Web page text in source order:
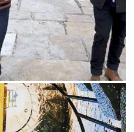
Feb 16